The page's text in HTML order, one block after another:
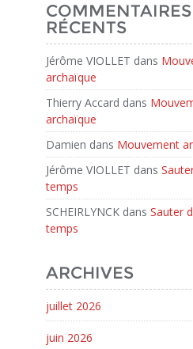
COMMENTAIRES
RÉCENTS
Jérôme VIOLLET dans
archaïque
Thierry Accard dans
archaïque
Damien dans Mouvement
Jérôme VIOLLET dans
temps
SCHEIRLYNCK dans Sauter
temps
ARCHIVES
juillet 2026
juin 2026